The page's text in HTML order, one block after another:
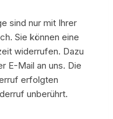
sind nur mit Ihrer
Sie können eine
widerrufen. Dazu
E-Mail an uns. Die
erfolgten
unberührt.